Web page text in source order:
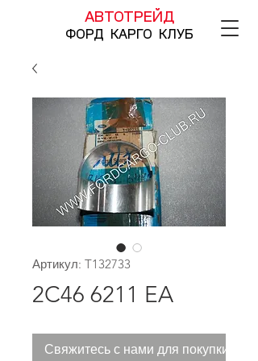
АВТОТРЕЙД
ФОРД КАРГО КЛУБ
Артикул: T132733
2C46 6211 EA
Свяжитесь с нами для покупки